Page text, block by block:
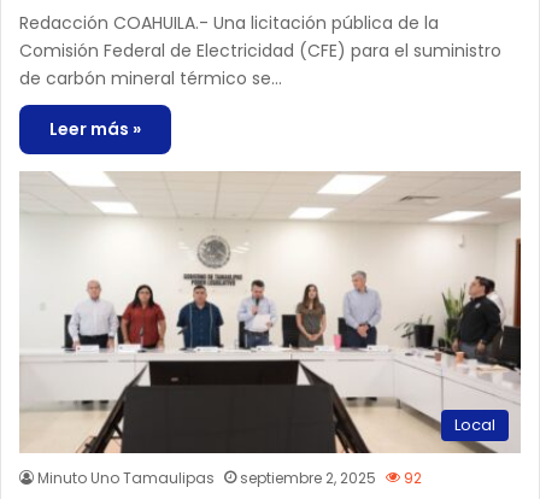
Redacción COAHUILA.- Una licitación pública de la
Comisión Federal de Electricidad (CFE) para el suministro
de carbón mineral térmico se…
Leer más »
Local
Minuto Uno Tamaulipas septiembre 2, 2025 92